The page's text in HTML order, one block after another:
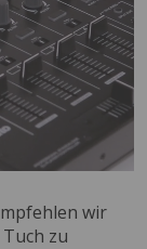
wir
zu